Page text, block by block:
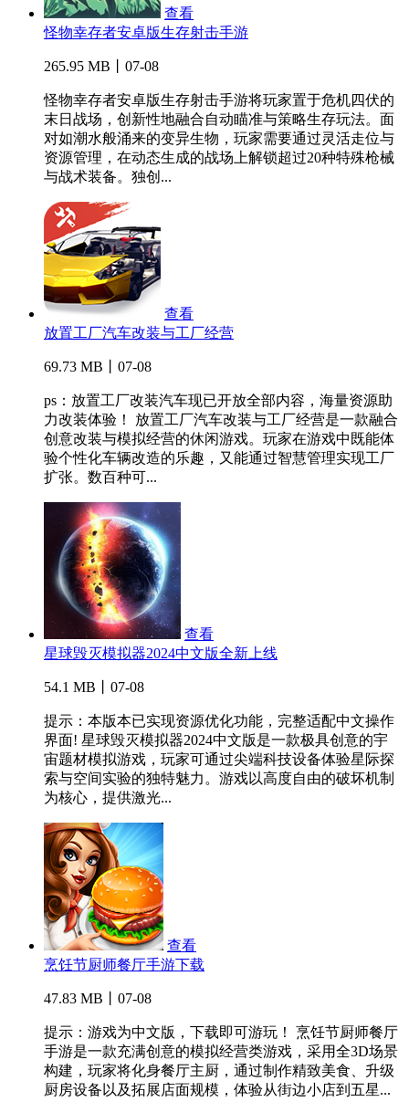
查看
怪物幸存者安卓版生存射击手游
265.95 MB丨07-08
怪物幸存者安卓版生存射击手游将玩家置于危机四伏的
末日战场，创新性地融合自动瞄准与策略生存玩法。面
对如潮水般涌来的变异生物，玩家需要通过灵活走位与
资源管理，在动态生成的战场上解锁超过20种特殊枪械
与战术装备。独创...
查看
放置工厂汽车改装与工厂经营
69.73 MB丨07-08
ps：放置工厂改装汽车现已开放全部内容，海量资源助
力改装体验！ 放置工厂汽车改装与工厂经营是一款融合
创意改装与模拟经营的休闲游戏。玩家在游戏中既能体
验个性化车辆改造的乐趣，又能通过智慧管理实现工厂
扩张。数百种可...
查看
星球毁灭模拟器2024中文版全新上线
54.1 MB丨07-08
提示：本版本已实现资源优化功能，完整适配中文操作
界面! 星球毁灭模拟器2024中文版是一款极具创意的宇
宙题材模拟游戏，玩家可通过尖端科技设备体验星际探
索与空间实验的独特魅力。游戏以高度自由的破坏机制
为核心，提供激光...
查看
烹饪节厨师餐厅手游下载
47.83 MB丨07-08
提示：游戏为中文版，下载即可游玩！ 烹饪节厨师餐厅
手游是一款充满创意的模拟经营类游戏，采用全3D场景
构建，玩家将化身餐厅主厨，通过制作精致美食、升级
厨房设备以及拓展店面规模，体验从街边小店到五星...